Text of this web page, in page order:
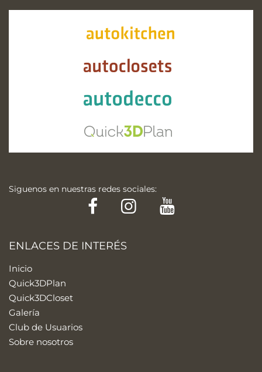
Siguenos en nuestras redes sociales:
FacebookInstagram
ENLACES DE INTERÉS
Inicio
Quick3DPlan
Quick3DCloset
Galería
Club de Usuarios
Sobre nosotros